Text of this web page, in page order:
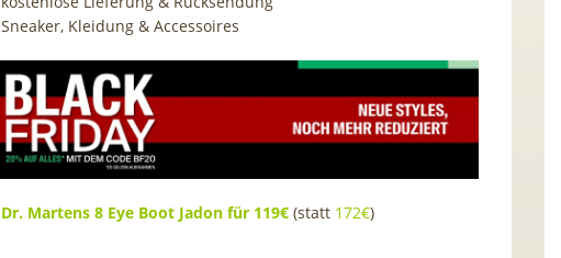
Sneaker, Kleidung & Accessoires
Dr. Martens 8 Eye Boot Jadon für 119€ (statt 172€)